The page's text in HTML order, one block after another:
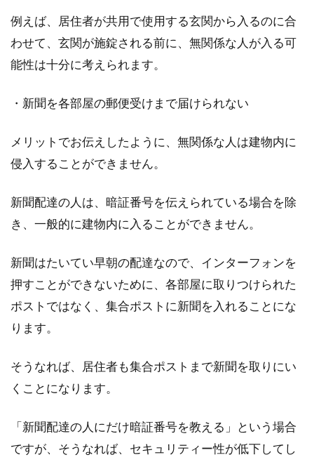
1DKと1LDKの違いって何？どんな人
見ていると、「1DK」や「1LDK」などと書かれ
ていま...
木造と鉄骨造を組み合わせた混構造
住宅を建てる際には、木造、鉄骨造、鉄筋コン
クリート造など様々な構造があります。その中
世間にはDIYが広く浸透し、日曜大工で小規模
例えば、居住者が共用で使用する玄関から入るのに合
わせて、玄関が施錠される前に、無関係な人が入る可
能性は十分に考えられます。
・新聞を各部屋の郵便受けまで届けられない
メリットでお伝えしたように、無関係な人は建物内に
侵入することができません。
新聞配達の人は、暗証番号を伝えられている場合を除
き、一般的に建物内に入ることができません。
新聞はたいてい早朝の配達なので、インターフォンを
押すことができないために、各部屋に取りつけられた
ポストではなく、集合ポストに新聞を入れることにな
ります。
そうなれば、居住者も集合ポストまで新聞を取りにい
くことになります。
「新聞配達の人にだけ暗証番号を教える」という場合
ですが、そうなれば、セキュリティー性が低下してし